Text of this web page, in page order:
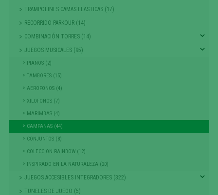
TRAMPOLINES CAMAS ELASTICAS (17)
RECORRIDO PARKOUR (14)
COMBINACIÓN TORRES (14)
JUEGOS MUSICALES (95)
PIANOS (2)
TAMBORES (15)
AEROFONOS (4)
XILOFONOS (7)
MARIMBAS (4)
CAMPANAS (44)
CONJUNTOS (8)
COLECCION RAINBOW (12)
INSPIRADO EN LA NATURALEZA (20)
JUEGOS ACCESIBLES INTEGRADORES (322)
TUNELES DE JUEGO (5)